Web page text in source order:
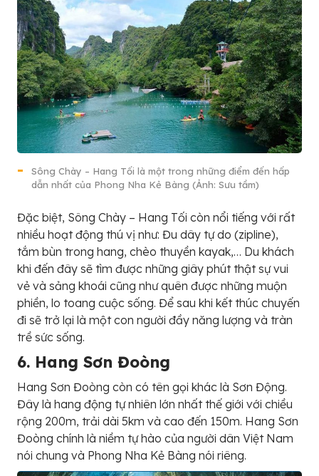
Sông Chày – Hang Tối là một trong những điểm đến hấp
dẫn nhất của Phong Nha Kẻ Bàng (Ảnh: Sưu tầm)
Đặc biệt, Sông Chày – Hang Tối còn nổi tiếng với rất
nhiều hoạt động thú vị như: Đu dây tự do (zipline),
tắm bùn trong hang, chèo thuyền kayak,… Du khách
khi đến đây sẽ tìm được những giây phút thật sự vui
vẻ và sảng khoái cũng như quên được những muộn
phiền, lo toang cuộc sống. Để sau khi kết thúc chuyến
đi sẽ trở lại là một con người đầy năng lượng và tràn
trề sức sống.
6. Hang Sơn Đoòng
Hang Sơn Đoòng còn có tên gọi khác là Sơn Động.
Đây là hang động tự nhiên lớn nhất thế giới với chiều
rộng 200m, trải dài 5km và cao đến 150m. Hang Sơn
Đoòng chính là niềm tự hào của người dân Việt Nam
nói chung và Phong Nha Kẻ Bàng nói riêng.